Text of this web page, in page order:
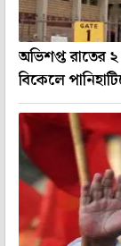
অভিশপ্ত রাতের
বিকেলে